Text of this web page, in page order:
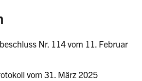
Nr. 114 vom 11. Februar
vom 31. März 2025